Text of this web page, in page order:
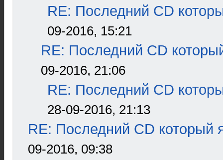
RE: Последний CD
09-2016, 15:21
RE: Последний CD
09-2016, 21:06
RE: Последний CD
28-09-2016, 21:13
RE: Последний CD который
09-2016, 09:38